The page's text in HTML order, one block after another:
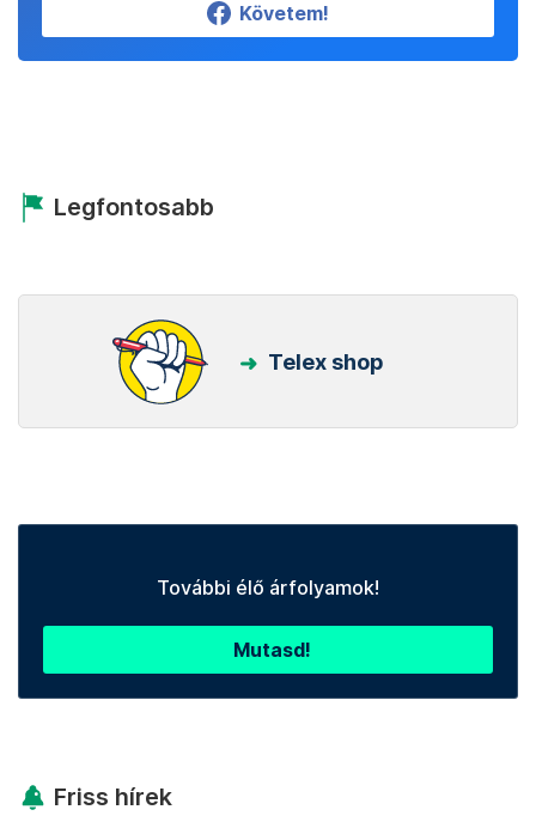
Követem!
Legfontosabb
Telex shop
További élő árfolyamok!
Mutasd!
Friss hírek